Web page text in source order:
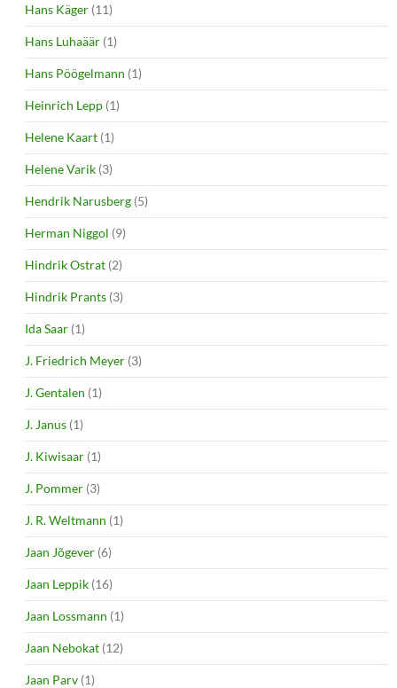
Hans Käger (11)
Hans Luhaäär (1)
Hans Pöögelmann (1)
Heinrich Lepp (1)
Helene Kaart (1)
Helene Varik (3)
Hendrik Narusberg (5)
Herman Niggol (9)
Hindrik Ostrat (2)
Hindrik Prants (3)
Ida Saar (1)
J. Friedrich Meyer (3)
J. Gentalen (1)
J. Janus (1)
J. Kiwisaar (1)
J. Pommer (3)
J. R. Weltmann (1)
Jaan Jõgever (6)
Jaan Leppik (16)
Jaan Lossmann (1)
Jaan Nebokat (12)
Jaan Parv (1)